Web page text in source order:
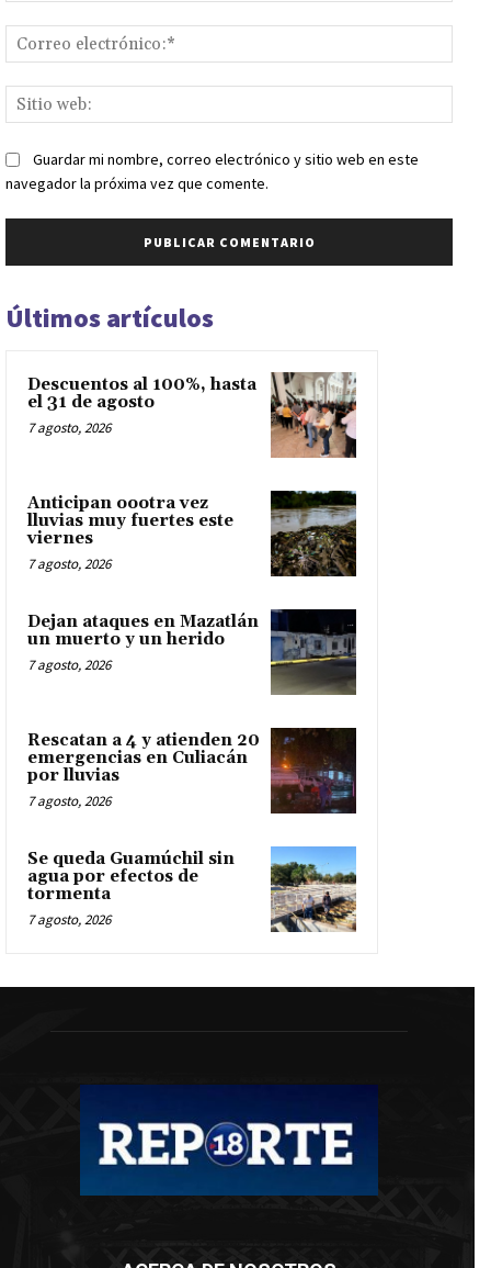
web:
Guardar mi nombre, correo electrónico y sitio web en este
navegador la próxima vez que comente.
Últimos artículos
Descuentos al 100%, hasta
el 31 de agosto
7 agosto, 2026
Anticipan oootra vez
lluvias muy fuertes este
viernes
7 agosto, 2026
Dejan ataques en Mazatlán
un muerto y un herido
7 agosto, 2026
Rescatan a 4 y atienden 20
emergencias en Culiacán
por lluvias
7 agosto, 2026
Se queda Guamúchil sin
agua por efectos de
tormenta
7 agosto, 2026